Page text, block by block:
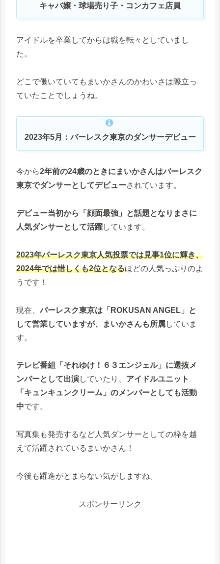
キャバ嬢・球場売り子・コンカフェ店員
アイドルを卒業してからは職を転々としていまし
た。
どこで働いていてもまいかさんのかわいさは際立っ
ていたことでしょうね。
2023年5月：バーレスク東京のダンサーデビュー
今から2年前の24歳のときにまいかさんはバーレスク
東京でダンサーとしてデビューされています。
デビュー当初から「顔面最強」と話題となりまさに
人気ダンサーとして活躍しています。
2023年バーレスク東京人気投票では見事1位に輝き、
2024年では惜しくも2位となるほどの人気っぷりのよ
うです！
現在、バーレスク東京は「ROKUSAN ANGEL」と
して営業していますが、まいかさんも所属していま
す。
テレビ番組「それゆけ！６３エンジェル」に選抜メ
ンバーとして出演していたり、 アイドルユニット
「キュンキュンクリーム」のメンバーとしても活動
中です。
写真集も発売するなど人気ダンサーとしての枠を越
えて活躍されているまいかさん！
今後も躍進がとまらない気がしますね。
スポンサーリンク